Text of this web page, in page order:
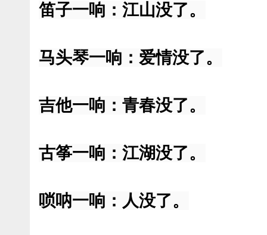
笛子一响：江山没了。
马头琴一响：爱情没了。
吉他一响：青春没了。
古筝一响：江湖没了。
唢呐一响：人没了。